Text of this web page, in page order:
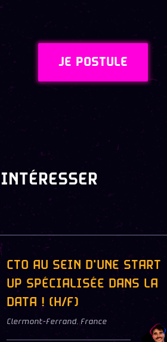
JE POSTULE
CTO AU SEIN D'UNE START
UP SPÉCIALISÉE DANS LA
DATA ! (H/F)
Clermont-Ferrand,France